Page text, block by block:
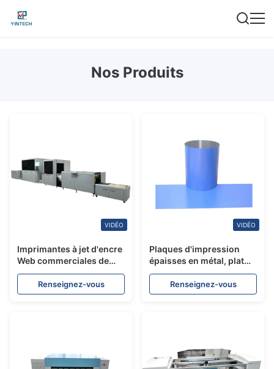
Nos Produits
VIDÉO
Imprimantes à jet d'encre
Web commerciales de
style d'impression recto
verso CMJN de Yintech
avec tête d'impression
Renseignez-vous
VIDÉO
Plaques d'impression
épaisses en métal, plat
positif en aluminium
d'impression offset
Renseignez-vous